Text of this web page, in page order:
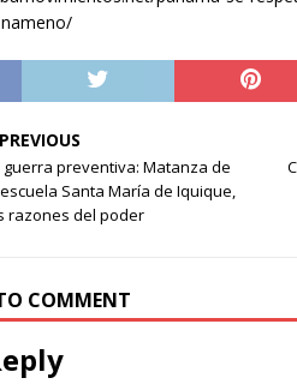
PREVIOUS
guerra preventiva: Matanza de
Santa María de Iquique,
razones del poder
COMMENT